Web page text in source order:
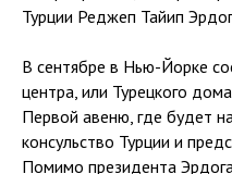
Турции Реджеп Тайип
В сентябре в Нью-Йорке
центра, или Турецкого
Первой авеню, где будет
консульство Турции и
Помимо президента